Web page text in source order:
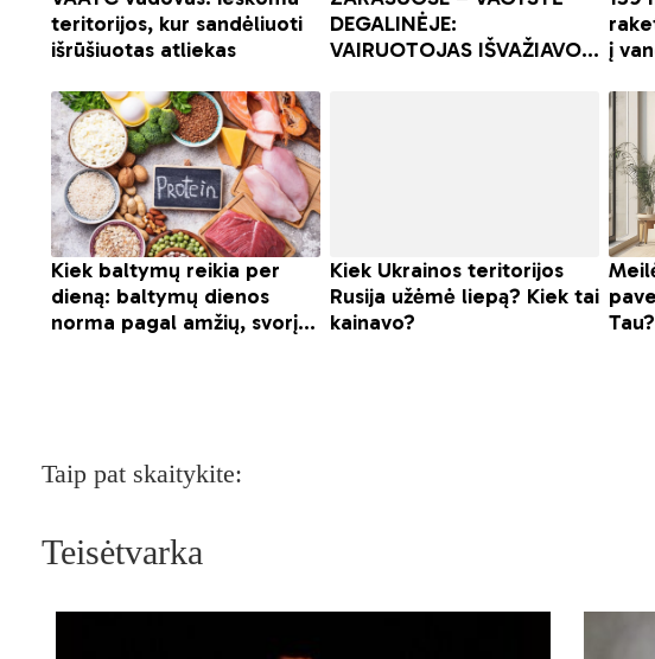
Taip pat skaitykite:
Teisėtvarka